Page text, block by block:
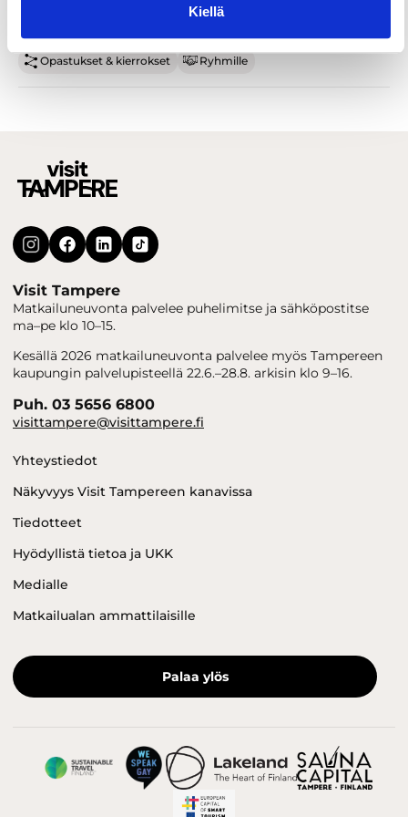
Kiellä
Opastukset & kierrokset Ryhmille
Visit Tampere
Matkailuneuvonta palvelee puhelimitse ja sähköpostitse
ma–pe klo 10–15.
Kesällä 2026 matkailuneuvonta palvelee myös Tampereen
kaupungin palvelupisteellä 22.6.–28.8. arkisin klo 9–16.
Puh. 03 5656 6800
visittampere@visittampere.fi
Yhteystiedot
Näkyvyys Visit Tampereen kanavissa
Tiedotteet
Hyödyllistä tietoa ja UKK
Medialle
Matkailualan ammattilaisille
Palaa ylös